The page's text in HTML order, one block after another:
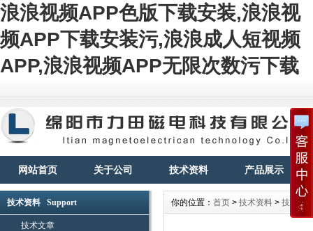
浪浪视频APP色版下载安装,浪浪视
频APP下载安装污,浪浪成人短视频
APP,浪浪视频APP无限次数污下载
网站首页 关于公司 技术资料 产品展示
技术资料 Support
技术文章
你的位置： 首页 > 技术资料 > 技术文